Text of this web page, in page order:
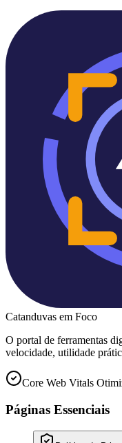
Catanduvas em Foco
O portal de ferramentas
velocidade, utilidade
Core Web Vitals
Páginas Essenciais